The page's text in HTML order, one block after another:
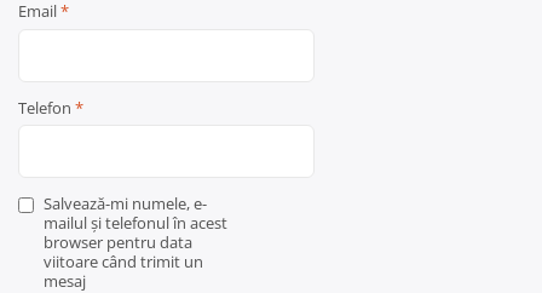
Email*
Telefon *
Salvează-mi numele, e-
mailul și telefonul în acest
browser pentru data
viitoare când trimit un
mesaj